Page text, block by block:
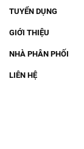
TUYỂN DỤNG
GIỚI THIỆU
NHÀ PHÂN PHỐI
LIÊN HỆ